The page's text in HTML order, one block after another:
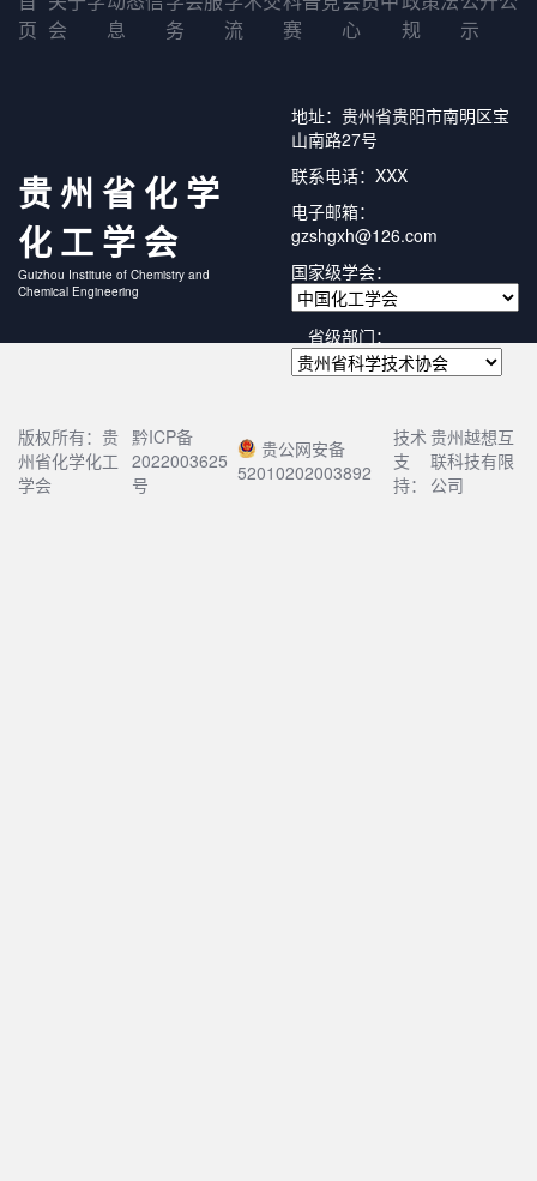
页 会
息
务
流
赛
心
规
示
贵州省化学
化工学会
Guizhou Institute of Chemistry and
Chemical Engineering
地址：贵州省贵阳市南明区宝
山南路27号
联系电话：XXX
电子邮箱：
gzshgxh@126.com
国家级学会：
省级部门：
版权所有：贵
州省化学化工
学会
黔ICP备
2022003625
号
贵公网安备
52010202003892
技术
支
持：
贵州越想互
联科技有限
公司